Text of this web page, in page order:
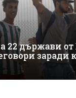
22 държави от
заради